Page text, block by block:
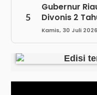
5
Gubernur
Divonis 2
Kamis, 30 Juli 2026